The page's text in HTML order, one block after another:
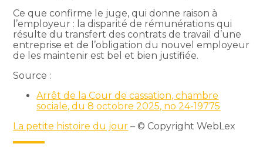
Ce que confirme le juge, qui donne raison à
l’employeur : la disparité de rémunérations qui
résulte du transfert des contrats de travail d’une
entreprise et de l’obligation du nouvel employeur
de les maintenir est bel et bien justifiée.
Source :
Arrêt de la Cour de cassation, chambre
sociale, du 8 octobre 2025, no 24-19775
La petite histoire du jour – © Copyright WebLex